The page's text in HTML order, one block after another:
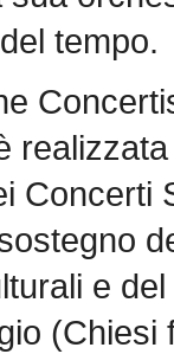
tempo.
Concerti
e